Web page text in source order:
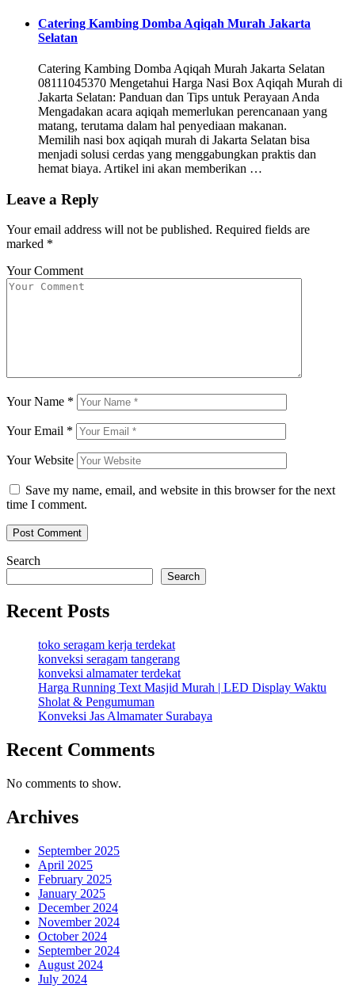
Catering Kambing Domba Aqiqah Murah Jakarta
Selatan
Catering Kambing Domba Aqiqah Murah Jakarta Selatan
08111045370 Mengetahui Harga Nasi Box Aqiqah Murah di
Jakarta Selatan: Panduan dan Tips untuk Perayaan Anda
Mengadakan acara aqiqah memerlukan perencanaan yang
matang, terutama dalam hal penyediaan makanan.
Memilih nasi box aqiqah murah di Jakarta Selatan bisa
menjadi solusi cerdas yang menggabungkan praktis dan
hemat biaya. Artikel ini akan memberikan …
Leave a Reply
Your email address will not be published. Required fields are
marked *
Your Comment
Your Name *
Your Email *
Your Website
Save my name, email, and website in this browser for the next
time I comment.
Search
Search
Recent Posts
toko seragam kerja terdekat
konveksi seragam tangerang
konveksi almamater terdekat
Harga Running Text Masjid Murah | LED Display Waktu
Sholat & Pengumuman
Konveksi Jas Almamater Surabaya
Recent Comments
No comments to show.
Archives
September 2025
April 2025
February 2025
January 2025
December 2024
November 2024
October 2024
September 2024
August 2024
July 2024